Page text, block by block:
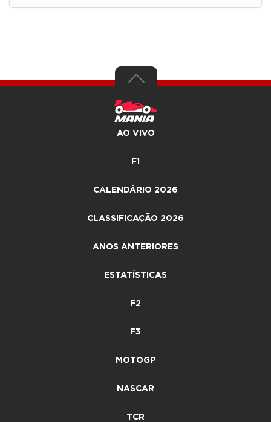
AO VIVO
F1
CALENDÁRIO 2026
CLASSIFICAÇÃO 2026
ANOS ANTERIORES
ESTATÍSTICAS
F2
F3
MOTOGP
NASCAR
TCR